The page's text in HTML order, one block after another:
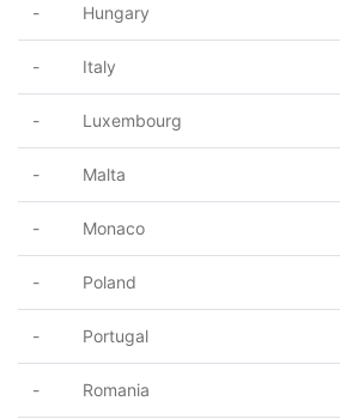
- Hungary
- Italy
- Luxembourg
- Malta
- Monaco
- Poland
- Portugal
- Romania